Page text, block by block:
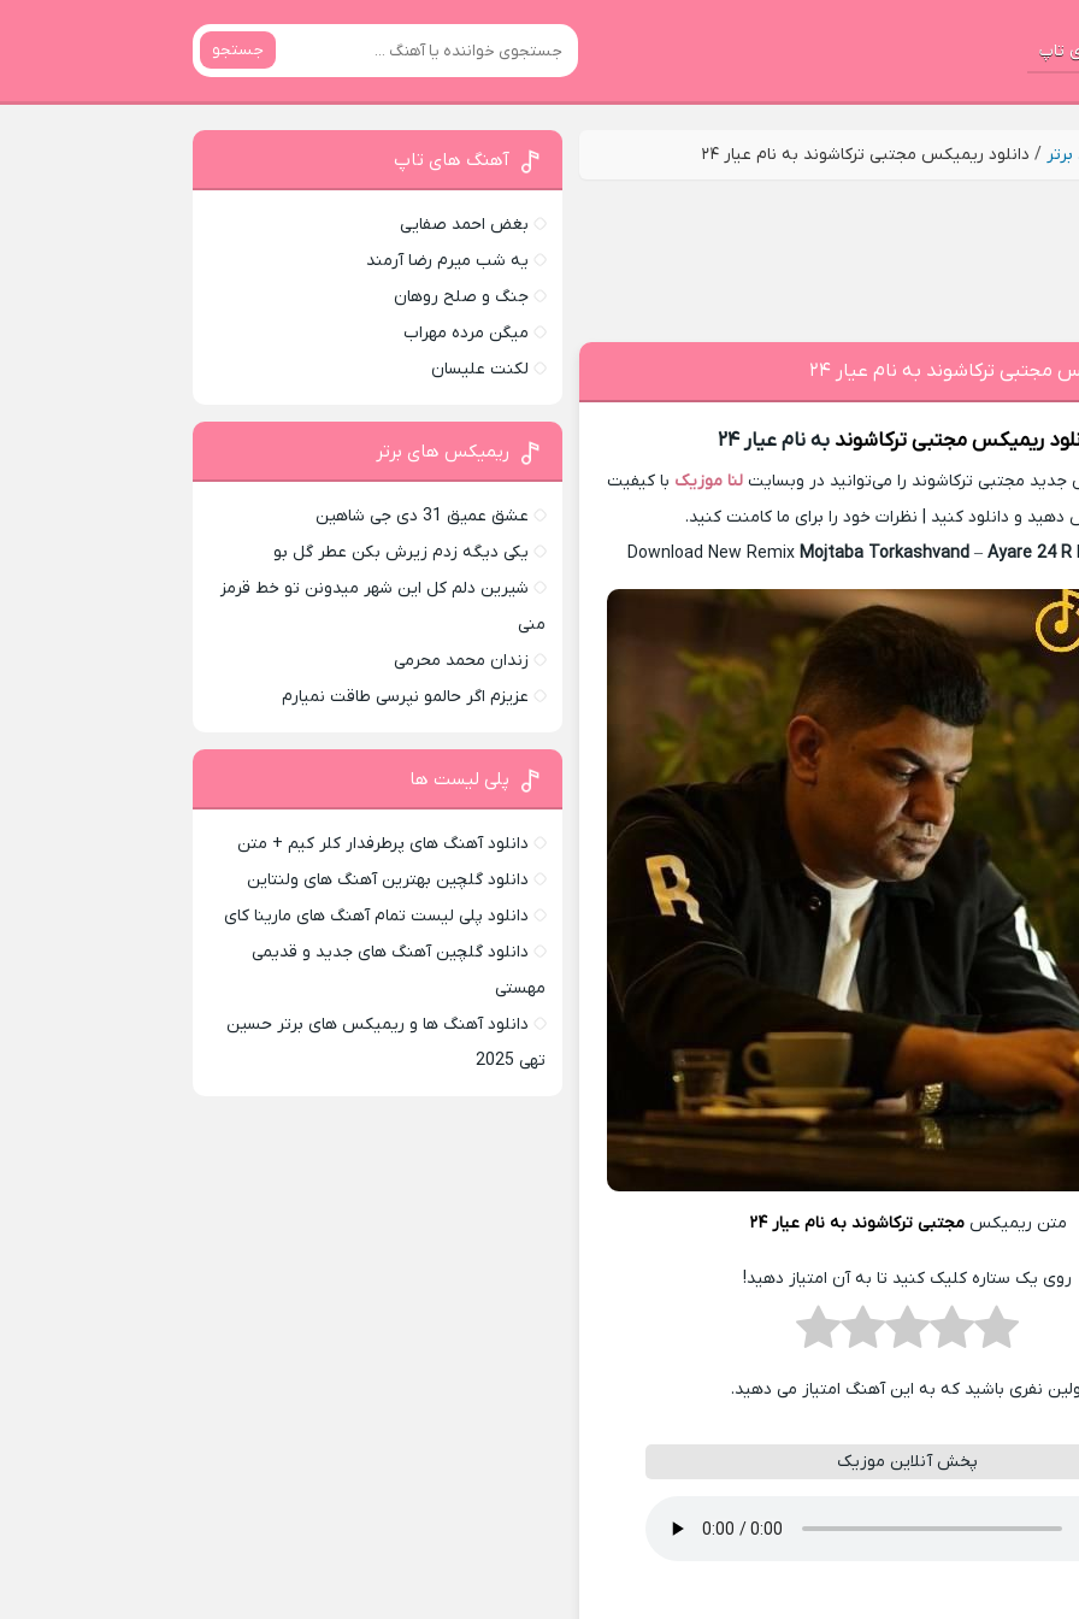
تاپ جستجو
/ دانلود ریمیکس مجتبی ترکاشوند به نام عیار ۲۴
مجتبی ترکاشوند به نام عیار ۲۴
ریمیکس مجتبی ترکاشوند به نام عیار ۲۴
مجتبی ترکاشوند را می‌توانید در وبسایت لنا موزیک با کیفیت
دهید و دانلود کنید | نظرات خود را برای ما کامنت کنید.
Download New Remix Mojtaba Torkashvand– Ayare 24 R
متن ریمیکسمجتبی ترکاشوند به نام عیار ۲۴
روی یک ستاره کلیک کنید تا به آن امتیاز دهید!
نفری باشید که به این آهنگ امتیاز می دهید.
پخش آنلاین موزیک
آهنگ های تاپ
بغض احمد صفایی
یه شب میرم رضا آرمند
جنگ و صلح روهان
میگن مرده مهراب
لکنت علیسان
ریمیکس های برتر
عشق عمیق 31 دی جی شاهین
یکی دیگه زدم زیرش بکن عطر گل بو
شیرین دلم کل این شهر میدونن تو خط قرمز
منی
زندان محمد محرمی
عزیزم اگر حالمو نپرسی طاقت نمیارم
پلی لیست ها
دانلود آهنگ های پرطرفدار کلر کیم + متن
دانلود گلچین بهترین آهنگ های ولنتاین
دانلود پلی لیست تمام آهنگ های مارینا کای
دانلود گلچین آهنگ های جدید و قدیمی
مهستی
دانلود آهنگ ها و ریمیکس های برتر حسین
تهی 2025